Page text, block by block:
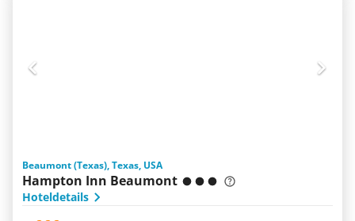
Beaumont (Texas), Texas, USA
Hampton Inn Beaumont
Hoteldetails